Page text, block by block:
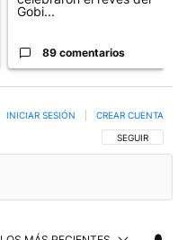
Gobi...
89 comentarios
SIGA ESTA
SEGUIR
INICIAR SESIÓN CREAR CUENTA